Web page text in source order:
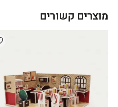
מוצרים קשורים